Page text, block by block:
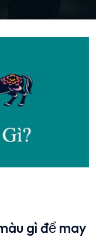
gì để may